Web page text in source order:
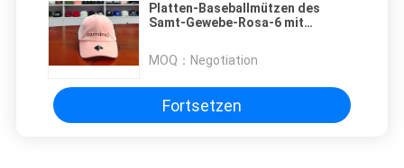
Platten-Baseballmützen des
Samt-Gewebe-Rosa-6 mit
MOQ： Negotiation
Fortsetzen